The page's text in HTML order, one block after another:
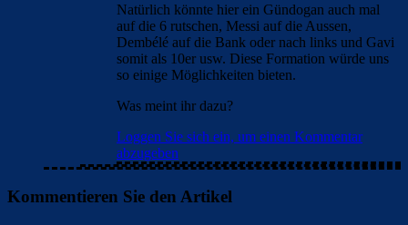
Natürlich könnte hier ein Gündogan auch mal
auf die 6 rutschen, Messi auf die Aussen,
Dembélé auf die Bank oder nach links und Gavi
somit als 10er usw. Diese Formation würde uns
so einige Möglichkeiten bieten.
Was meint ihr dazu?
Loggen Sie sich ein, um einen Kommentar
abzugeben
Kommentieren Sie den Artikel